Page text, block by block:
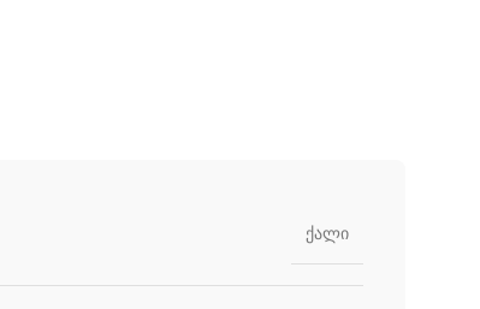
ქალი